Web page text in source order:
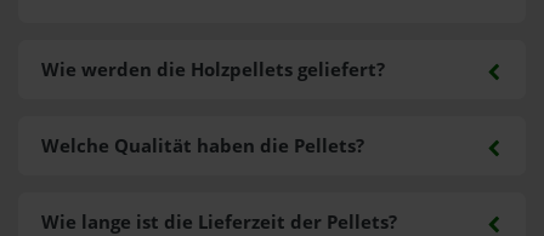
Wie werden die Holzpellets geliefert?
Welche Qualität haben die Pellets?
Wie lange ist die Lieferzeit der Pellets?